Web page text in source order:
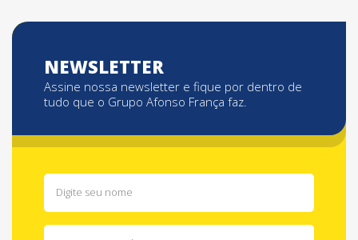
NEWSLETTER
Assine nossa newsletter e fique por dentro de
tudo que o Grupo Afonso França faz.